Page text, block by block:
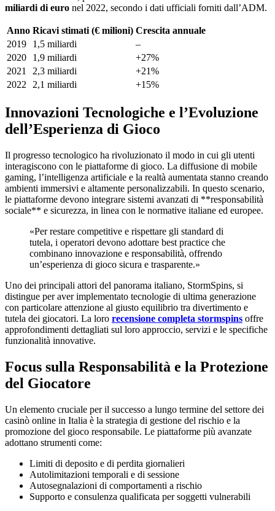
miliardi di euro nel 2022, secondo i dati ufficiali forniti dall’ADM.
Anno Ricavi stimati (€ milioni) Crescita annuale
2019
1,5 miliardi
–
2020
1,9 miliardi
+27%
2021
2,3 miliardi
+21%
2022
2,1 miliardi +15%
Innovazioni Tecnologiche e l’Evoluzione
dell’Esperienza di Gioco
Il progresso tecnologico ha rivoluzionato il modo in cui gli utenti
interagiscono con le piattaforme di gioco. La diffusione di mobile
gaming, l’intelligenza artificiale e la realtà aumentata stanno creando
ambienti immersivi e altamente personalizzabili. In questo scenario,
le piattaforme devono integrare sistemi avanzati di **responsabilità
sociale** e sicurezza, in linea con le normative italiane ed europee.
«Per restare competitive e rispettare gli standard di
tutela, i operatori devono adottare best practice che
combinano innovazione e responsabilità, offrendo
un’esperienza di gioco sicura e trasparente.»
Uno dei principali attori del panorama italiano, StormSpins, si
distingue per aver implementato tecnologie di ultima generazione
con particolare attenzione al giusto equilibrio tra divertimento e
tutela dei giocatori. La loro recensione completa stormspins offre
approfondimenti dettagliati sul loro approccio, servizi e le specifiche
funzionalità innovative.
Focus sulla Responsabilità e la Protezione
del Giocatore
Un elemento cruciale per il successo a lungo termine del settore dei
casinò online in Italia è la strategia di gestione del rischio e la
promozione del gioco responsabile. Le piattaforme più avanzate
adottano strumenti come:
Limiti di deposito e di perdita giornalieri
Autolimitazioni temporali e di sessione
Autosegnalazioni di comportamenti a rischio
Supporto e consulenza qualificata per soggetti vulnerabili